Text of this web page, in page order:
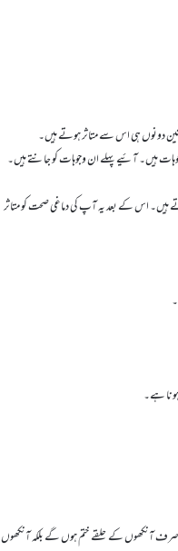
دونوں ہی اس سے متاثر ہوتے ہیں۔
ہیں۔ آئیے پہلے ان وجوہات کو جانتے ہیں۔
ہوتے ہیں۔ اس کے بعد یہ آپ کی دماغی صحت کو متاثر
ہے۔
آنکھوں کے حلقے ختم ہوں گے بلکہ آنکھوں